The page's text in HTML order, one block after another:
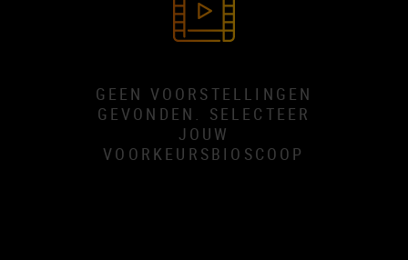
GEEN VOORSTELLINGEN
GEVONDEN. SELECTEER
JOUW
VOORKEURSBIOSCOOP